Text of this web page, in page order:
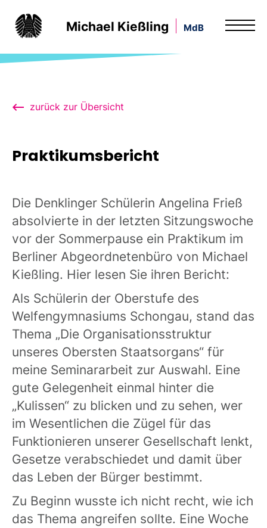
Michael Kießling MdB
zurück zur Übersicht
Praktikumsbericht
Die Denklinger Schülerin Angelina Frieß
absolvierte in der letzten Sitzungswoche
vor der Sommerpause ein Praktikum im
Berliner Abgeordnetenbüro von Michael
Kießling. Hier lesen Sie ihren Bericht:
Als Schülerin der Oberstufe des
Welfengymnasiums Schongau, stand das
Thema „Die Organisationsstruktur
unseres Obersten Staatsorgans“ für
meine Seminararbeit zur Auswahl. Eine
gute Gelegenheit einmal hinter die
„Kulissen“ zu blicken und zu sehen, wer
im Wesentlichen die Zügel für das
Funktionieren unserer Gesellschaft lenkt,
Gesetze verabschiedet und damit über
das Leben der Bürger bestimmt.
Zu Beginn wusste ich nicht recht, wie ich
das Thema angreifen sollte. Eine Woche